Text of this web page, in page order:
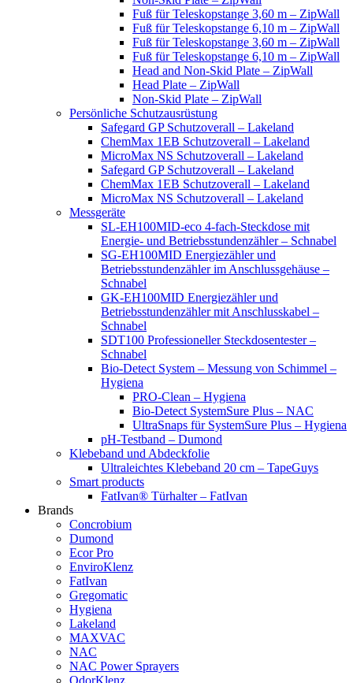
Fuß für Teleskopstange 3,60 m – ZipWall
Fuß für Teleskopstange 6,10 m – ZipWall
Fuß für Teleskopstange 3,60 m – ZipWall
Fuß für Teleskopstange 6,10 m – ZipWall
Head and Non-Skid Plate – ZipWall
Head Plate – ZipWall
Non-Skid Plate – ZipWall
Persönliche Schutzausrüstung
Safegard GP Schutzoverall – Lakeland
ChemMax 1EB Schutzoverall – Lakeland
MicroMax NS Schutzoverall – Lakeland
Safegard GP Schutzoverall – Lakeland
ChemMax 1EB Schutzoverall – Lakeland
MicroMax NS Schutzoverall – Lakeland
Messgeräte
SL-EH100MID-eco 4-fach-Steckdose mit
Energie- und Betriebsstundenzähler – Schnabel
SG-EH100MID Energiezähler und
Betriebsstundenzähler im Anschlussgehäuse –
Schnabel
GK-EH100MID Energiezähler und
Betriebsstundenzähler mit Anschlusskabel –
Schnabel
SDT100 Professioneller Steckdosentester –
Schnabel
Bio-Detect System – Messung von Schimmel –
Hygiena
PRO-Clean – Hygiena
Bio-Detect SystemSure Plus – NAC
UltraSnaps für SystemSure Plus – Hygiena
pH-Testband – Dumond
Klebeband und Abdeckfolie
Ultraleichtes Klebeband 20 cm – TapeGuys
Smart products
FatIvan® Türhalter – FatIvan
Brands
Concrobium
Dumond
Ecor Pro
EnviroKlenz
FatIvan
Gregomatic
Hygiena
Lakeland
MAXVAC
NAC
NAC Power Sprayers
OdorKlenz